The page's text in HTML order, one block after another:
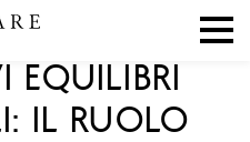
EQUILIBRI
IL RUOLO